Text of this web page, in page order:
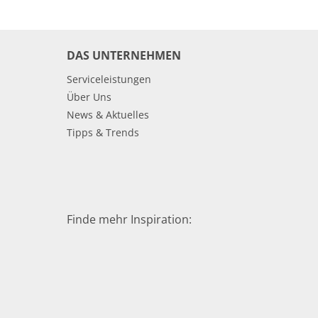
DAS UNTERNEHMEN
Serviceleistungen
Über Uns
News & Aktuelles
Tipps & Trends
Finde mehr Inspiration: